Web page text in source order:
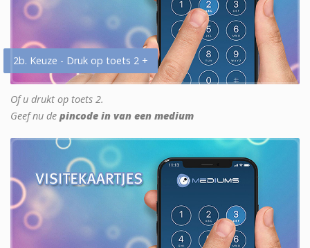
2b. Keuze - Druk op toets 2 +
Of u drukt op toets 2.
Geef nu de pincode in van een medium